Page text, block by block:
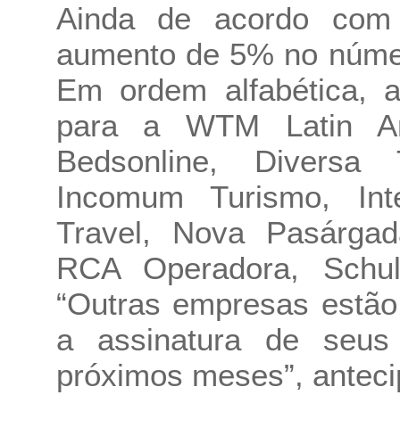
Ainda de acordo
aumento de 5% no
Em ordem alfabética,
para a WTM Latin
Bedsonline, Diversa
Incomum Turismo,
Travel, Nova
RCA Operadora,
“Outras empresas
a assinatura de
próximos meses”,